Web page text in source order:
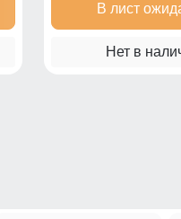
В лист
Нет в